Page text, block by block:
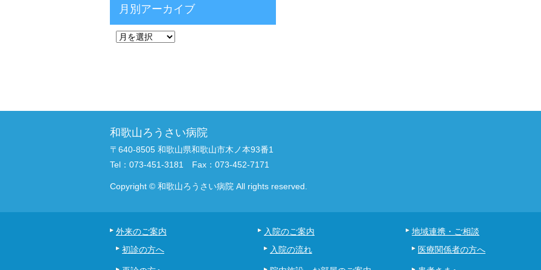
月別アーカイブ
和歌山ろうさい病院
〒640-8505 和歌山県和歌山市木ノ本93番1
Tel：073-451-3181 Fax：073-452-7171
Copyright © 和歌山ろうさい病院 All rights reserved.
外来のご案内
初診の方へ
入院のご案内
入院の流れ
地域連携・ご相談
医療関係者の方へ